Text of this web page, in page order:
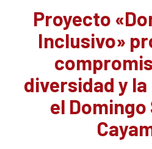
Proyecto
Inclusivo»
diversidad y
el Domingo